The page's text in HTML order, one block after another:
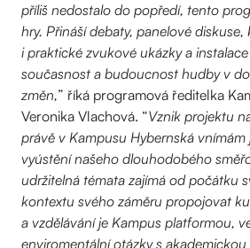
příliš nedostalo do popředí, tento
hry. Přináší debaty, panelové
i praktické zvukové ukázky a
současnost a budoucnost hudby v
změn,” říká programová ředitelka
Veronika Vlachová. “Vznik projektu
právě v Kampusu Hybernská
vyústění našeho dlouhodobého
udržitelná témata zajímá od počátku
kontextu svého záměru propojovat
a vzdělávání je Kampus platformou,
enviromentální otázky s